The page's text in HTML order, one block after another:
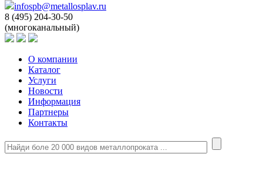
infospb@metallosplav.ru
8 (495) 204-30-50
(многоканальный)
О компании
Каталог
Услуги
Новости
Информация
Партнеры
Контакты